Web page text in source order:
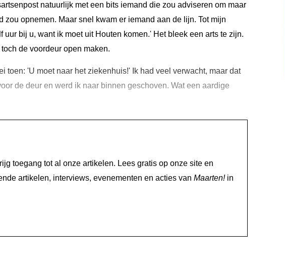
natuurlijk met een bits iemand die zou adviseren om maar
opnemen. Maar snel kwam er iemand aan de lijn. Tot mijn
bij u, want ik moet uit Houten komen.' Het bleek een arts te zijn.
de voordeur open maken.
toen: 'U moet naar het ziekenhuis!' Ik had veel verwacht, maar dat
de deur en werd ik naar binnen geschoven. Wat een aardige
toegang tot al onze artikelen. Lees gratis op onze site en
artikelen, interviews, evenementen en acties van Maarten!in